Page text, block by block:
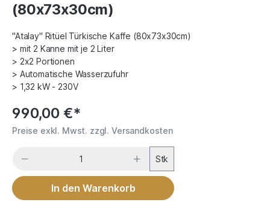
(80x73x30cm)
"Atalay" Ritüel Türkische Kaffe (80x73x30cm)
> mit 2 Kanne mit je 2 Liter
> 2x2 Portionen
> Automatische Wasserzufuhr
> 1,32 kW - 230V
990,00 €*
Preise exkl. Mwst. zzgl. Versandkosten
Stk
In den Warenkorb